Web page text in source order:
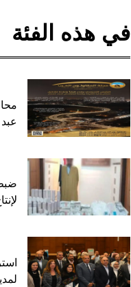
في هذه الفئة